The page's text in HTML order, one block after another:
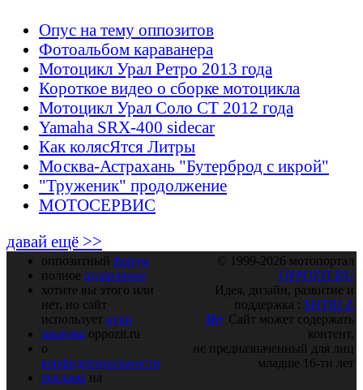
Опус на тему оппозитов
Фотоальбом караванера
Мотоцикл Урал Ретро 2013 года
Короткое видео о сборке мотоцикла
Мотоцикл Урал Соло СТ 2012 года
Yamaha SRX-400 sidecar
Как колясЯтся Литры
Москва-Астрахань "Бутерброд с икрой"
"Труженик" продолжение
МОТОСЕРВИС
давай ещё >>
оппозитный форум
полное оглавление
хотите вы этого или
нет, но сайт
использует куки
закрома oppozit.ru
о
конфиденциальности
реклама на
© 1999-2026 мотопортал
OPPOZIT.RU
Идея, дизайн, развитие и
поддержка : SHTRLZ
16+ Сайт может содержать
контент,
не предназначенный для лиц
младше 16-ти лет